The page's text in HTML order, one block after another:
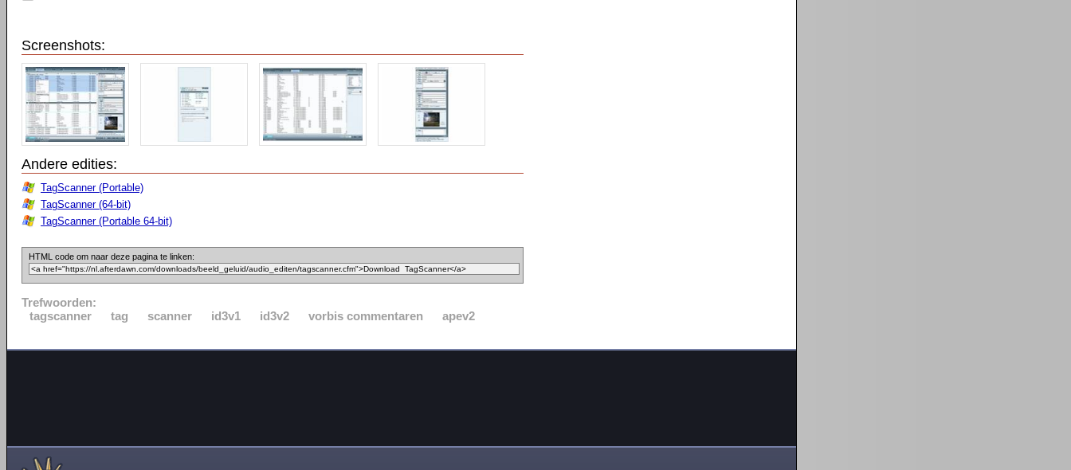
Screenshots:
Andere edities:
TagScanner (Portable)
TagScanner (64-bit)
TagScanner (Portable 64-bit)
HTML code om naar deze pagina te linken:
Trefwoorden:
tagscanner
tag scanner id3v1 id3v2 vorbis commentaren apev2